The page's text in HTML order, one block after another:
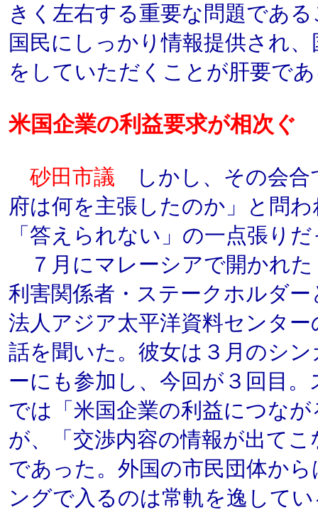
きく左右する重要な問題であ
国民にしっかり情報提供され
をしていただくことが肝要で
米国企業の利益要求が相次ぐ
砂田市議 しかし、その会合
府は何を主張したのか」と問
「答えられない」の一点張り
７月にマレーシアで開かれた
利害関係者・ステークホルダ
法人アジア太平洋資料センタ
話を聞いた。彼女は３月のシ
ーにも参加し、今回が３回目
では「米国企業の利益につな
が、「交渉内容の情報が出て
であった。外国の市民団体か
ングで入るのは常軌を逸して